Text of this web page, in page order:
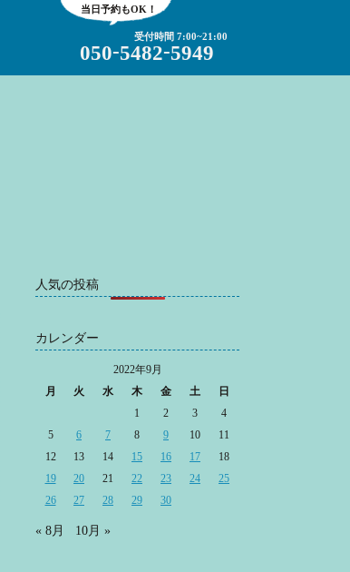
当日予約もOK！
受付時間 7:00~21:00
050-5482-5949
人気の投稿
カレンダー
2022年9月
月
火 水 木 金 土
日
1
2 3
4
5
6 7 8 9 10
11
12
13 14 15 16 17
18
19
20 21 22 23 24
25
26
27 28 29 30
« 8月 10月 »